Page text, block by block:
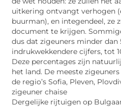
uitkering ontvangt verhogen
buurman), en integendeel, ze
document te krijgen.
dus dat zigeuners minder dan
indrukwekkendere cijfers, tot
Deze percentages zijn
het land. De meeste
de regio’s Sofia, Pleven,
zigeuner chaise
Dergelijke rijtuigen op